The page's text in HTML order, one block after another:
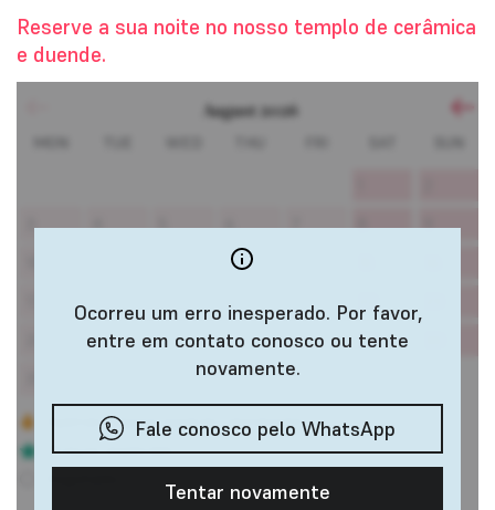
Reserve a sua noite no nosso templo de cerâmica
e duende.